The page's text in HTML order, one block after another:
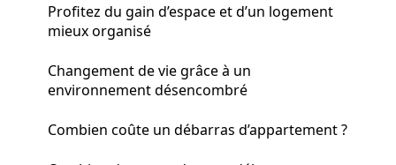
Profitez du gain d’espace et d’un logement
mieux organisé
Changement de vie grâce à un
environnement désencombré
Combien coûte un débarras d’appartement ?